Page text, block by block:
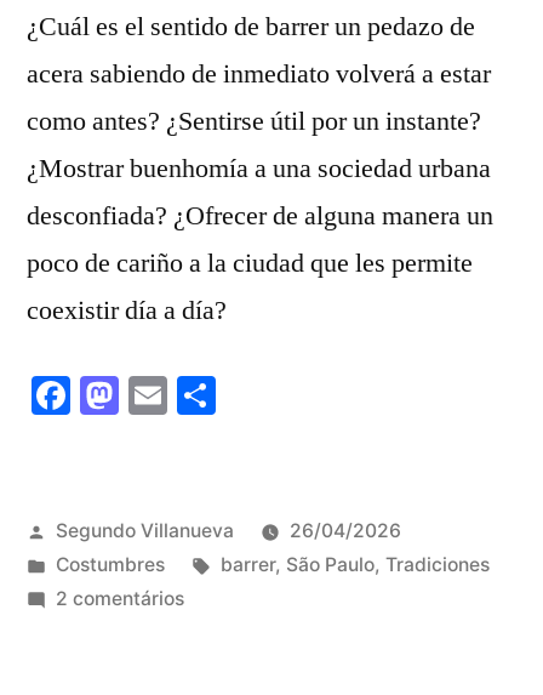
¿Cuál es el sentido de barrer un pedazo de
acera sabiendo de inmediato volverá a estar
como antes? ¿Sentirse útil por un instante?
¿Mostrar buenhomía a una sociedad urbana
desconfiada? ¿Ofrecer de alguna manera un
poco de cariño a la ciudad que les permite
coexistir día a día?
Facebook
Mastodon
Email
Publicado
por
Segundo Villanueva
26/04/2026
Publicado
em
Costumbres Tags:
barrer, São Paulo, Tradiciones
2 comentáriosem